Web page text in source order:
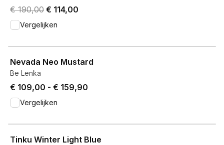
Original price was € 190,00.
€ 190,00 Current price is € 114,00.
€ 114,00
Vergelijken
Nevada Neo Mustard
Be Lenka
Price from € 109,00 to € 159,90.
€ 109,00 - € 159,90
Vergelijken
Tinku Winter Light Blue